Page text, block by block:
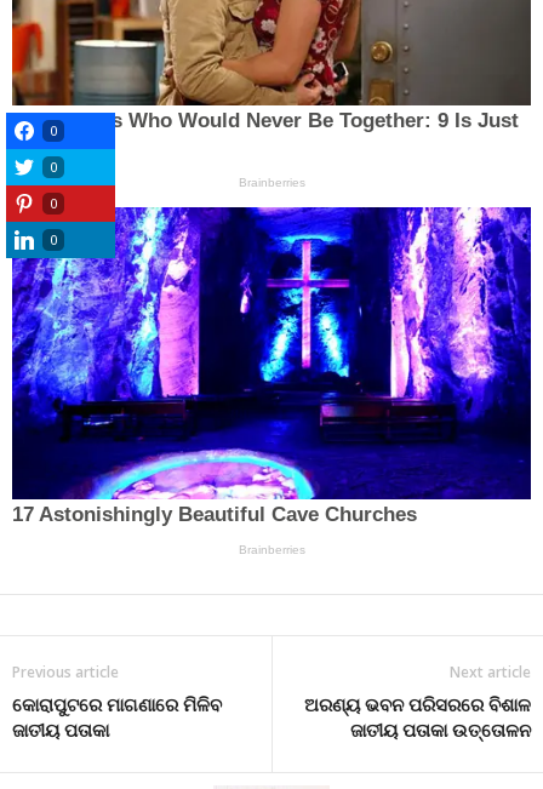
Previous article
କୋରାପୁଟରେ ମାଗଣାରେ ମିଳିବ
ଜାତୀୟ ପତାକା
Next article
ଅରଣ୍ୟ ଭବନ ପରିସରରେ ବିଶାଳ
ଜାତୀୟ ପତାକା ଉତ୍ତୋଳନ
0
0
0
0